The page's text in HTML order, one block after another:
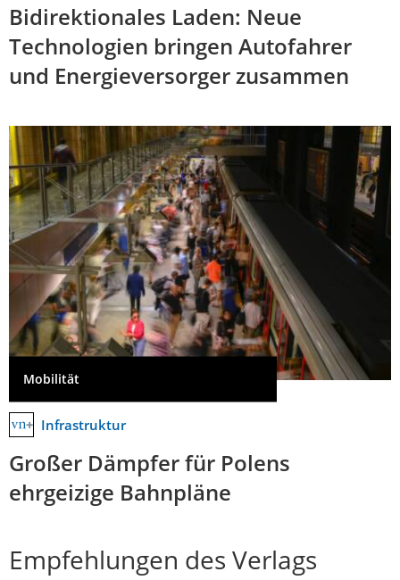
Bidirektionales Laden: Neue
Technologien bringen Autofahrer
und Energieversorger zusammen
Mobilität
Infrastruktur
Großer Dämpfer für Polens
ehrgeizige Bahnpläne
Empfehlungen des Verlags